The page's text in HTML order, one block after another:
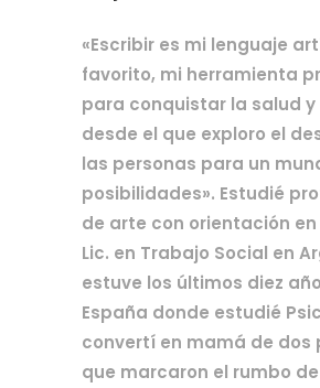
«Escribir es mi lenguaje
favorito, mi herramienta
para conquistar la salud y
desde el que exploro el
las personas para un
posibilidades». Estudié
de arte con orientación
Lic. en Trabajo Social en
estuve los últimos diez
España donde estudié
convertí en mamá de dos
que marcaron el rumbo